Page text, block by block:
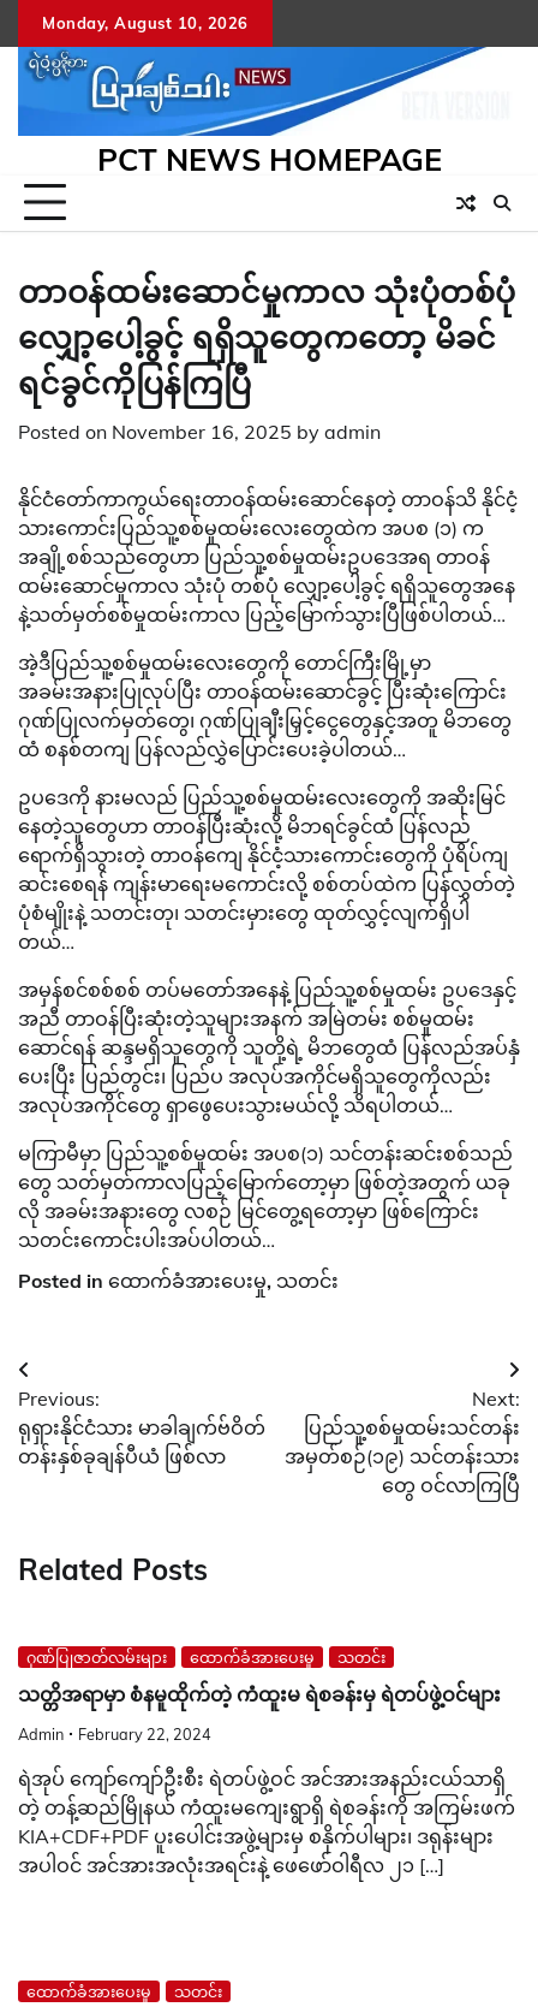
to
content
Monday, August 10, 2026
PCT NEWS HOMEPAGE
တာဝန်ထမ်းဆောင်မှုကာလ သုံးပုံတစ်ပုံ
လျှော့ပေါ့ခွင့် ရရှိသူတွေကတော့ မိခင်
ရင်ခွင်ကိုပြန်ကြပြီ
Posted on November 16, 2025 by admin
နိုင်ငံတော်ကာကွယ်ရေးတာဝန်ထမ်းဆောင်နေတဲ့ တာဝန်သိ နိုင်ငံ့
သားကောင်းပြည်သူ့စစ်မှုထမ်းလေးတွေထဲက အပစ (၁) က
အချို့စစ်သည်တွေဟာ ပြည်သူ့စစ်မှုထမ်းဥပဒေအရ တာဝန်
ထမ်းဆောင်မှုကာလ သုံးပုံ တစ်ပုံ လျှော့ပေါ့ခွင့် ရရှိသူတွေအနေ
နဲ့သတ်မှတ်စစ်မှုထမ်းကာလ ပြည့်မြောက်သွားပြီဖြစ်ပါတယ်…
အဲ့ဒီပြည်သူ့စစ်မှုထမ်းလေးတွေကို တောင်ကြီးမြို့မှာ
အခမ်းအနားပြုလုပ်ပြီး တာဝန်ထမ်းဆောင်ခွင့် ပြီးဆုံးကြောင်း
ဂုဏ်ပြုလက်မှတ်တွေ၊ ဂုဏ်ပြုချီးမြှင့်ငွေတွေနှင့်အတူ မိဘတွေ
ထံ စနစ်တကျ ပြန်လည်လွှဲပြောင်းပေးခဲ့ပါတယ်…
ဥပဒေကို နားမလည် ပြည်သူ့စစ်မှုထမ်းလေးတွေကို အဆိုးမြင်
နေတဲ့သူတွေဟာ တာဝန်ပြီးဆုံးလို့ မိဘရင်ခွင်ထံ ပြန်လည်
ရောက်ရှိသွားတဲ့ တာဝန်ကျေ နိုင်ငံ့သားကောင်းတွေကို ပုံရိပ်ကျ
ဆင်းစေရန် ကျန်းမာရေးမကောင်းလို့ စစ်တပ်ထဲက ပြန်လွှတ်တဲ့
ပုံစံမျိုးနဲ့ သတင်းတု၊ သတင်းမှားတွေ ထုတ်လွှင့်လျက်ရှိပါ
တယ်…
အမှန်စင်စစ်စစ် တပ်မတော်အနေနဲ့ ပြည်သူ့စစ်မှုထမ်း ဥပဒေနှင့်
အညီ တာဝန်ပြီးဆုံးတဲ့သူများအနက် အမြဲတမ်း စစ်မှုထမ်း
ဆောင်ရန် ဆန္ဒမရှိသူတွေကို သူတို့ရဲ့ မိဘတွေထံ ပြန်လည်အပ်နှံ
ပေးပြီး ပြည်တွင်း၊ ပြည်ပ အလုပ်အကိုင်မရှိသူတွေကိုလည်း
အလုပ်အကိုင်တွေ ရှာဖွေပေးသွားမယ်လို့ သိရပါတယ်…
မကြာမီမှာ ပြည်သူ့စစ်မှုထမ်း အပစ(၁) သင်တန်းဆင်းစစ်သည်
တွေ သတ်မှတ်ကာလပြည့်မြောက်တော့မှာ ဖြစ်တဲ့အတွက် ယခု
လို အခမ်းအနားတွေ လစဉ် မြင်တွေ့ရတော့မှာ ဖြစ်ကြောင်း
သတင်းကောင်းပါးအပ်ပါတယ်…
Posted in ထောက်ခံအားပေးမှု, သတင်း
Post
navigation
Previous:
ရုရှားနိုင်ငံသား မာခါချက်ဗ်ဝိတ်
တန်းနှစ်ခုချန်ပီယံ ဖြစ်လာ
Next:
ပြည်သူ့စစ်မှုထမ်းသင်တန်း
အမှတ်စဉ်(၁၉) သင်တန်းသား
တွေ ဝင်လာကြပြီ
Related Posts
ဂုဏ်ပြုဇာတ်လမ်းများ ထောက်ခံအားပေးမှု သတင်း
သတ္တိအရာမှာ စံနမူထိုက်တဲ့ ကံထူးမ ရဲစခန်းမှ ရဲတပ်ဖွဲ့ဝင်များ
Admin February 22, 2024
ရဲအုပ် ကျော်ကျော်ဦးစီး ရဲတပ်ဖွဲ့ဝင် အင်အားအနည်းငယ်သာရှိ
တဲ့ တန့်ဆည်မြိုနယ် ကံထူးမကျေးရွာရှိ ရဲစခန်းကို အကြမ်းဖက်
KIA+CDF+PDF ပူးပေါင်းအဖွဲ့များမှ စနိုက်ပါများ၊ ဒရုန်းများ
အပါဝင် အင်အားအလုံးအရင်းနဲ့ ဖေဖော်ဝါရီလ ၂၁ […]
ထောက်ခံအားပေးမှု သတင်း